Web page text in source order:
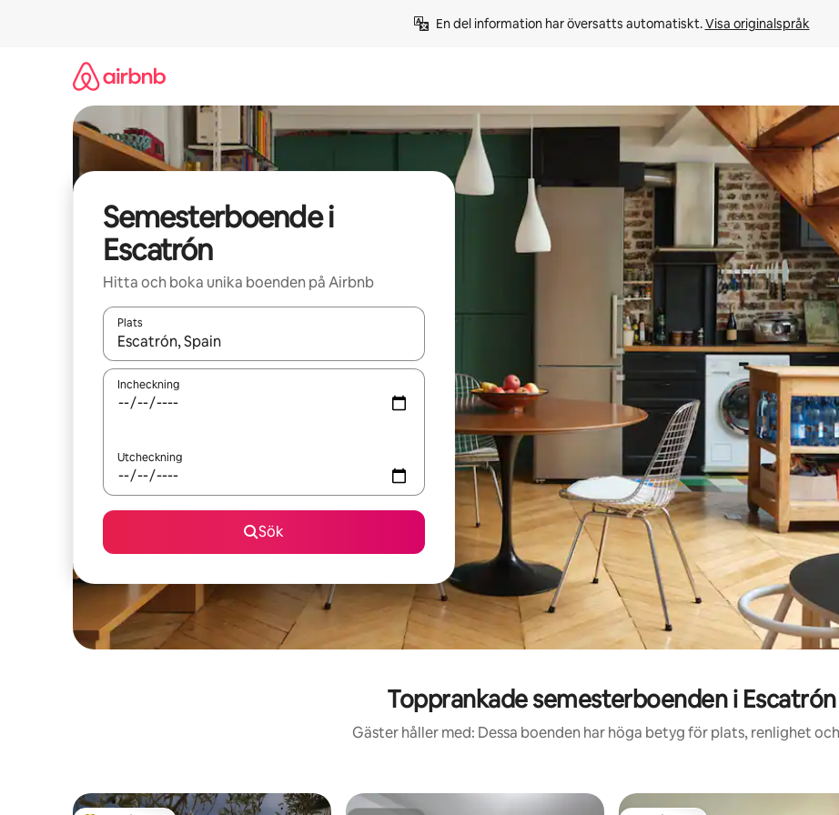
En del information har översatts automatiskt. Visa originalspråk
Semesterboende i
Escatrón
Hitta och boka unika boenden på Airbnb
Plats
När resultaten är tillgängliga kan du navigera med upp- och nedåtpilarna eller utforska genom att trycka eller svepa.
Incheckning
Utcheckning
Sök
Topprankade semesterboenden i Escatrón
Gäster håller med: Dessa boenden har höga betyg för plats, renlighet